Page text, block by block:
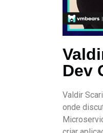
Dev
Valdir
onde